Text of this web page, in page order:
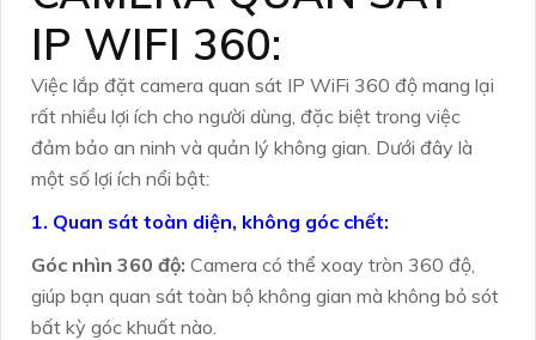
IP WIFI 360:
Việc lắp đặt camera quan sát IP WiFi 360 độ mang lại
rất nhiều lợi ích cho người dùng, đặc biệt trong việc
đảm bảo an ninh và quản lý không gian. Dưới đây là
một số lợi ích nổi bật:
1. Quan sát toàn diện, không góc chết:
Góc nhìn 360 độ: Camera có thể xoay tròn 360 độ,
giúp bạn quan sát toàn bộ không gian mà không bỏ sót
bất kỳ góc khuất nào.